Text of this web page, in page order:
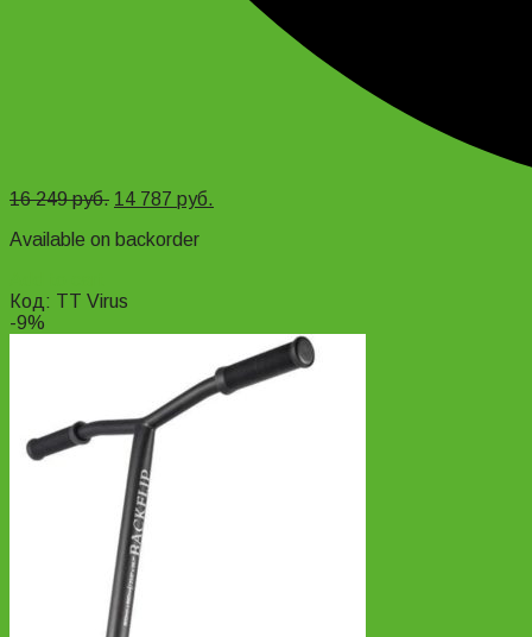
16 249руб. 14 787 руб.
Available on backorder
Код: TT Virus
-9%